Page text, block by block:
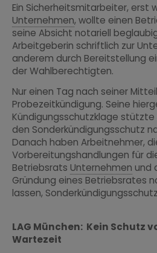
Ein Sicherheitsmitarbeiter, erst
Unternehmen, wollte einen
seine Absicht notariell
Arbeitgeberin schriftlich zur
anderem durch Bereitstellung
der Wahlberechtigten.
Nur einen Tag nach seiner
Probezeitkündigung. Seine
Kündigungsschutzklage stützte
den Sonderkündigungsschutz
Danach haben Arbeitnehmer,
Vorbereitungshandlungen für
Betriebsrats Unternehmen und
Gründung eines Betriebsrates
lassen,
LAG München: Kein Schutz
Wartezeit